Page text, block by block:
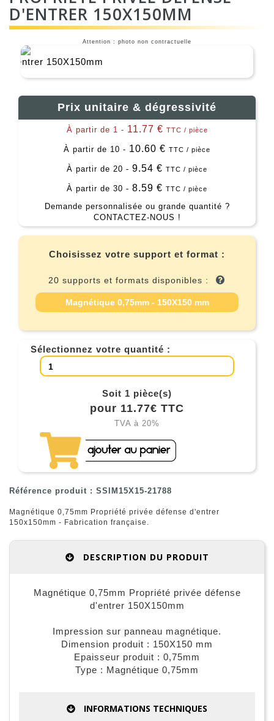
D'ENTRER 150X150MM
Attention : photo non contractuelle
Prix unitaire & dégressivité
À partir de 1 - 11.77 € TTC / pièce
À partir de 10 - 10.60 € TTC / pièce
À partir de 20 - 9.54 € TTC / pièce
À partir de 30 - 8.59 € TTC / pièce
Demande personnalisée ou grande quantité ?
CONTACTEZ-NOUS !
Choisissez votre support et format :
20 supports et formats disponibles :
Magnétique 0,75mm - 150X150 mm
Sélectionnez votre quantité :
Soit 1 pièce(s)
pour 11.77€ TTC
TVA à 20%
Référence produit : SSIM15X15-21788
Magnétique 0,75mm Propriété privée défense d'entrer
150x150mm - Fabrication française.
DESCRIPTION DU PRODUIT
Magnétique 0,75mm Propriété privée défense
d'entrer 150X150mm
Impression sur panneau magnétique.
Dimension produit : 150X150 mm
Epaisseur produit : 0,75mm
Type : Magnétique 0,75mm
INFORMATIONS TECHNIQUES